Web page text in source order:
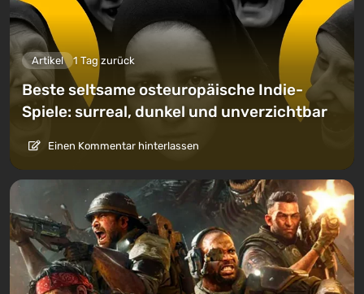
Artikel 1 Tag zurück
Beste seltsame osteuropäische Indie-
Spiele: surreal, dunkel und unverzichtbar
Einen Kommentar hinterlassen